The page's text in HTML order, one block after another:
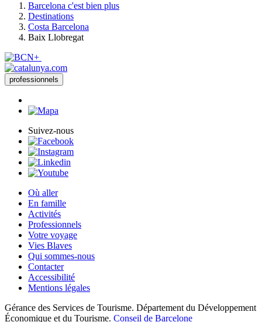
Barcelona c'est bien plus
Destinations
Costa Barcelona
Baix Llobregat
professionnels
Suivez-nous
Où aller
En famille
Activités
Professionnels
Votre voyage
Vies Blaves
Qui sommes-nous
Contacter
Accessibilité
Mentions légales
Gérance des Services de Tourisme. Département du Développement
Économique et du Tourisme. Conseil de Barcelone